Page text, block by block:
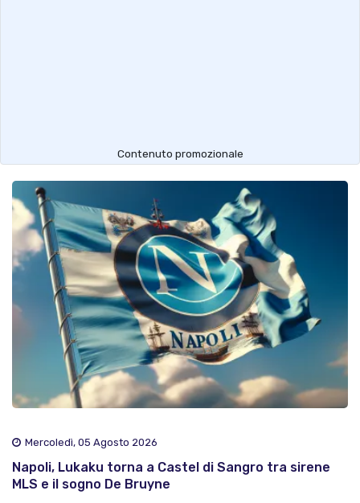
Contenuto promozionale
Mercoledì, 05 Agosto 2026
Napoli, Lukaku torna a Castel di Sangro tra sirene
MLS e il sogno De Bruyne